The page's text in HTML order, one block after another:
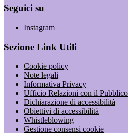
Seguici su
Instagram
Sezione Link Utili
Cookie policy
Note legali
Informativa Privacy
Ufficio Relazioni con il Pubblico
Dichiarazione di accessibilità
Obiettivi di accessibilità
Whistleblowing
Gestione consensi cookie